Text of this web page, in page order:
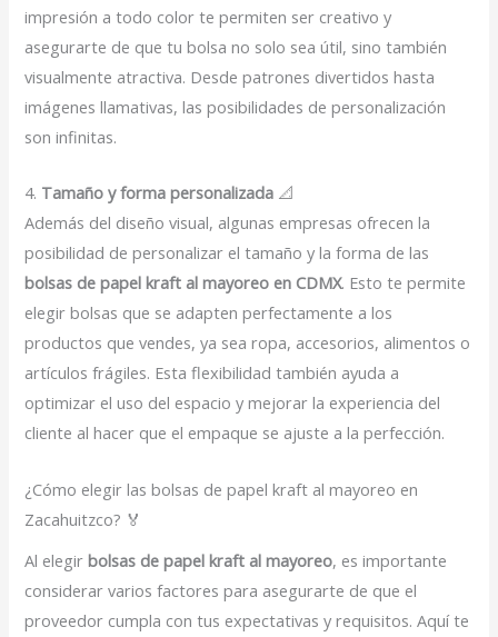
impresión a todo color te permiten ser creativo y
asegurarte de que tu bolsa no solo sea útil, sino también
visualmente atractiva. Desde patrones divertidos hasta
imágenes llamativas, las posibilidades de personalización
son infinitas.
4. Tamaño y forma personalizada 📐
Además del diseño visual, algunas empresas ofrecen la
posibilidad de personalizar el tamaño y la forma de las
bolsas de papel kraft al mayoreo en CDMX. Esto te permite
elegir bolsas que se adapten perfectamente a los
productos que vendes, ya sea ropa, accesorios, alimentos o
artículos frágiles. Esta flexibilidad también ayuda a
optimizar el uso del espacio y mejorar la experiencia del
cliente al hacer que el empaque se ajuste a la perfección.
¿Cómo elegir las bolsas de papel kraft al mayoreo en
Zacahuitzco? 🏅
Al elegirbolsas de papel kraft al mayoreo, es importante
considerar varios factores para asegurarte de que el
proveedor cumpla con tus expectativas y requisitos. Aquí te